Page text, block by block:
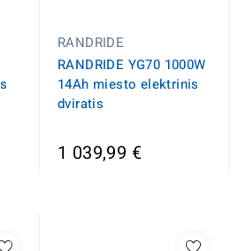
RANDRIDE
RANDRIDE YG70 1000W
14Ah miesto elektrinis
dviratis
1 039,99 €